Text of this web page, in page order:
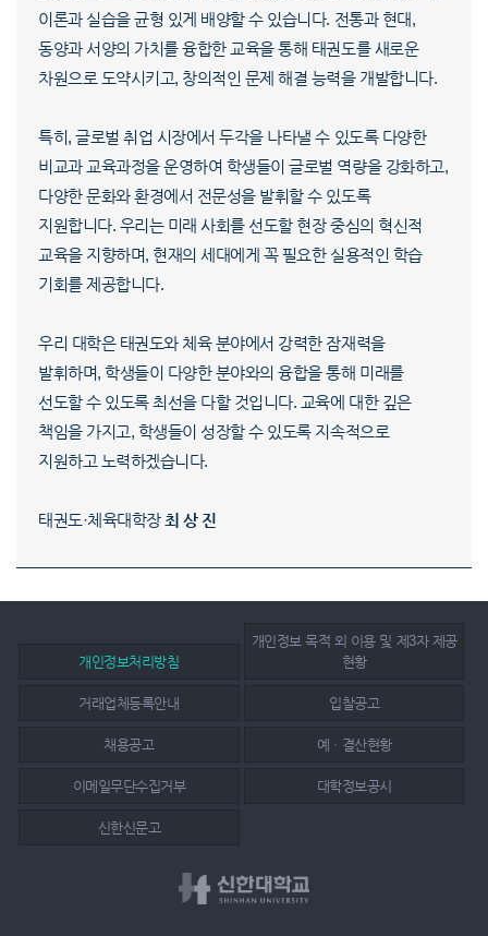
이론과 실습을 균형 있게 배양할 수 있습니다. 전통과 현대,
동양과 서양의 가치를 융합한 교육을 통해 태권도를 새로운
차원으로 도약시키고, 창의적인 문제 해결 능력을 개발합니다.
특히, 글로벌 취업 시장에서 두각을 나타낼 수 있도록 다양한
비교과 교육과정을 운영하여 학생들이 글로벌 역량을 강화하고,
다양한 문화와 환경에서 전문성을 발휘할 수 있도록
지원합니다. 우리는 미래 사회를 선도할 현장 중심의 혁신적
교육을 지향하며, 현재의 세대에게 꼭 필요한 실용적인 학습
기회를 제공합니다.
우리 대학은 태권도와 체육 분야에서 강력한 잠재력을
발휘하며, 학생들이 다양한 분야와의 융합을 통해 미래를
선도할 수 있도록 최선을 다할 것입니다. 교육에 대한 깊은
책임을 가지고, 학생들이 성장할 수 있도록 지속적으로
지원하고 노력하겠습니다.
태권도·체육대학장 최 상 진
개인정보처리방침
개인정보 목적 외 이용 및 제3자 제공
현황
거래업체등록안내 입찰공고
채용공고 예ㆍ결산현황
이메일무단수집거부 대학정보공시
신한신문고